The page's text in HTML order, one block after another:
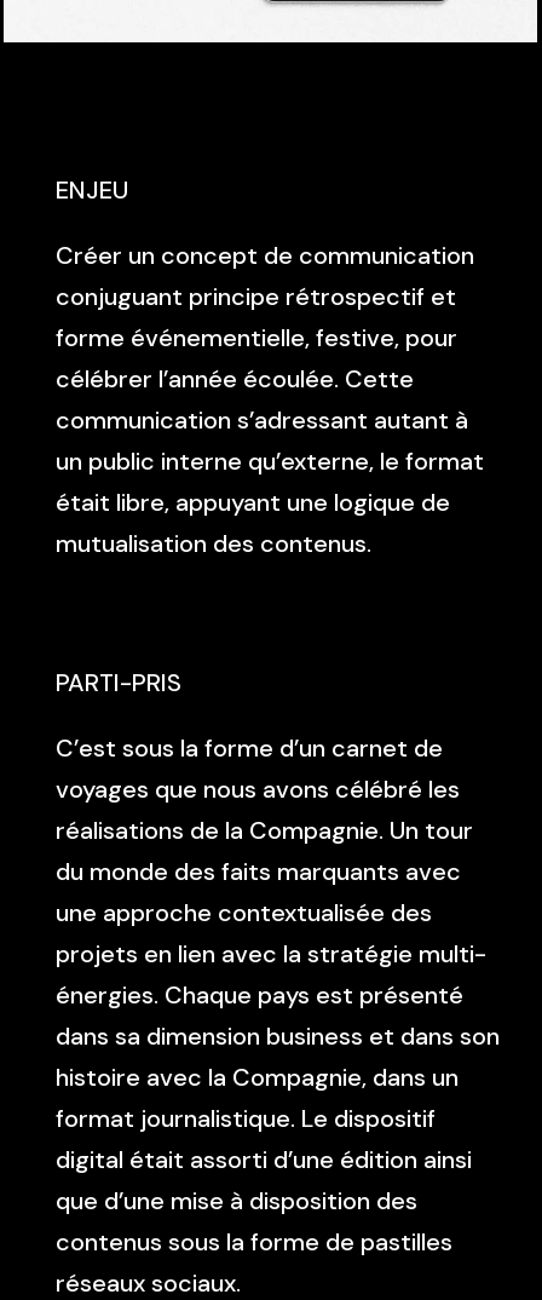
ENJEU
Créer un concept de communication
conjuguant principe rétrospectif et
forme événementielle, festive, pour
célébrer l’année écoulée. Cette
communication s’adressant autant à
un public interne qu’externe, le format
était libre, appuyant une logique de
mutualisation des contenus.
PARTI-PRIS
C’est sous la forme d’un carnet de
voyages que nous avons célébré les
réalisations de la Compagnie. Un tour
du monde des faits marquants avec
une approche contextualisée des
projets en lien avec la stratégie multi-
énergies. Chaque pays est présenté
dans sa dimension business et dans son
histoire avec la Compagnie, dans un
format journalistique. Le dispositif
digital était assorti d’une édition ainsi
que d’une mise à disposition des
contenus sous la forme de pastilles
réseaux sociaux.